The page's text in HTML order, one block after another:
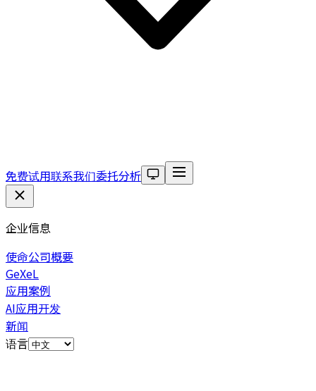
免费试用联系我们委托分析
企业信息
使命公司概要
GeXeL
应用案例
AI应用开发
新闻
语言